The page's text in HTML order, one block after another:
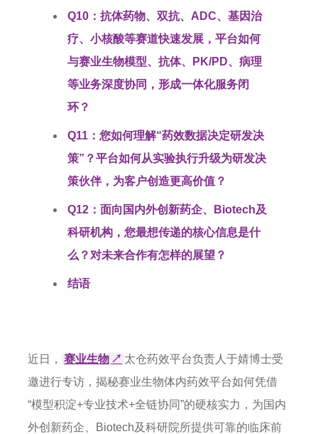
Q10：抗体药物、双抗、ADC、基因治
疗、小核酸等赛道快速发展，平台如何
与赛业生物模型、抗体、PK/PD、病理
等业务深度协同，形成一体化服务闭
环？
Q11：您如何理解“药效数据决定研发决
策”？平台如何从实验执行升级为研发决
策伙伴，为客户创造更高价值？
Q12：面向国内外创新药企、Biotech及
科研机构，您最想传递的核心信息是什
么？对未来合作有怎样的展望？
结语
近日， 赛业生物 ↗ 太仓药效平台负责人于婧博士受
邀进行专访，揭秘赛业生物体内药效平台如何凭借
“模型积淀+专业技术+全链协同”的硬核实力，为国内
外创新药企、Biotech及科研院所提供可靠的临床前